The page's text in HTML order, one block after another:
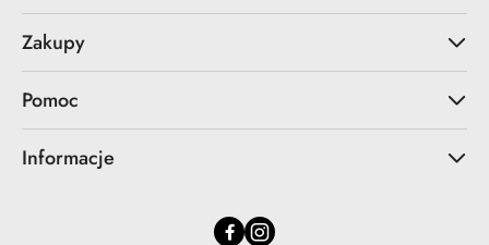
Zakupy
Pomoc
Informacje